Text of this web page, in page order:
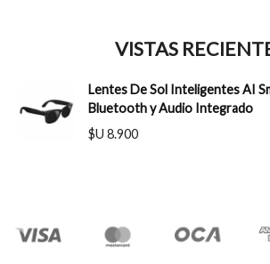
VISTAS
Lentes De Sol Inteligentes AI
Bluetooth y Audio Integrado
$U 8.900